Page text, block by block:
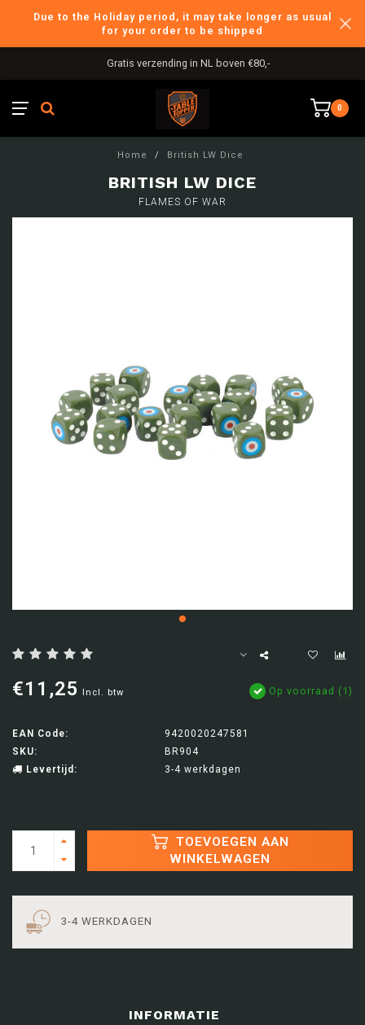
Due to the Holiday period, it may take longer as usual
for your order to be shipped
Gratis verzending in NL boven €80,-
0
Home / British LW Dice
BRITISH LW DICE
FLAMES OF WAR
€11,25 Incl. btw Op voorraad (1)
EAN Code:
9420020247581
SKU:
BR904
Levertijd:
3-4 werkdagen
TOEVOEGEN AAN
WINKELWAGEN
3-4 WERKDAGEN
INFORMATIE